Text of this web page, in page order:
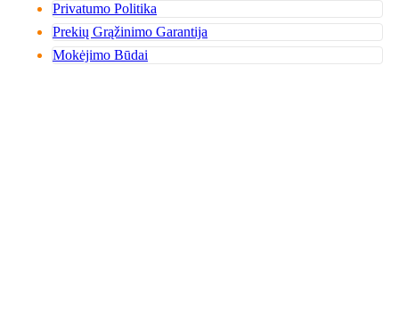
Privatumo Politika
Prekių Grąžinimo Garantija
Mokėjimo Būdai